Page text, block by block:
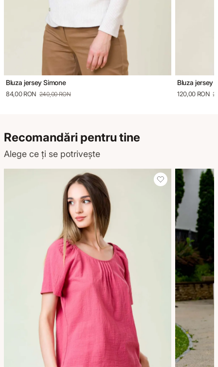
Bluza jersey Simone
84,00 RON 240,00 RON
Bluza jersey
120,00 RON
Recomandări pentru tine
Alege ce ți se potrivește